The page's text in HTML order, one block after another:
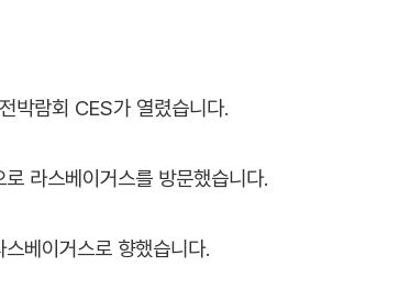
박람회 CES가 열렸습니다.
라스베이거스를 방문했습니다.
베이거스로 향했습니다.